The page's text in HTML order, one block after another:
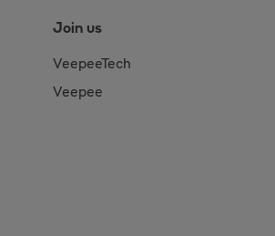
Join us
VeepeeTech
Veepee